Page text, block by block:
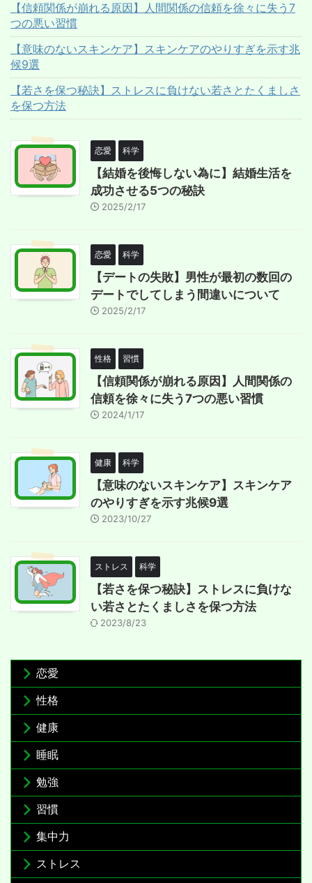
【信頼関係が崩れる原因】人間関係の信頼を徐々に失う7
つの悪い習慣
【意味のないスキンケア】スキンケアのやりすぎを示す兆
候9選
【若さを保つ秘訣】ストレスに負けない若さとたくましさ
を保つ方法
恋愛 科学
【結婚を後悔しない為に】結婚生活を
成功させる5つの秘訣
2025/2/17
恋愛 科学
【デートの失敗】男性が最初の数回の
デートでしてしまう間違いについて
2025/2/17
性格 習慣
【信頼関係が崩れる原因】人間関係の
信頼を徐々に失う7つの悪い習慣
2024/1/17
健康 科学
【意味のないスキンケア】スキンケア
のやりすぎを示す兆候9選
2023/10/27
ストレス 科学
【若さを保つ秘訣】ストレスに負けな
い若さとたくましさを保つ方法
2023/8/23
恋愛
性格
健康
睡眠
勉強
習慣
集中力
ストレス